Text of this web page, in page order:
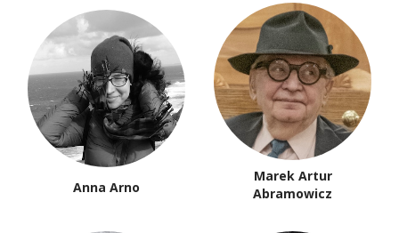
Anna Arno
Marek Artur
Abramowicz